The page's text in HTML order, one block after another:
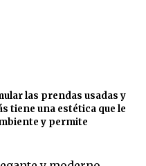
las prendas usadas y
tiene una estética que le
y permite